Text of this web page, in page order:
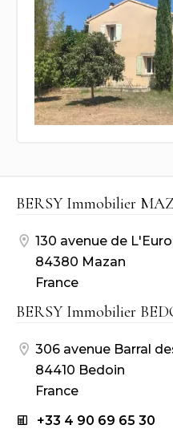
BERSY Immobilier
130 avenue de
84380 Mazan
France
BERSY Immobilier
306 avenue Barral
84410 Bedoin
France
+33 4 90 69 65 30